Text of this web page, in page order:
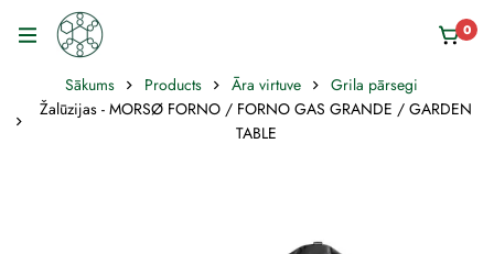
0
Sākums Products Āra virtuve
Grila pārsegi
Žalūzijas - MORSØ FORNO / FORNO GAS GRANDE / GARDEN
TABLE